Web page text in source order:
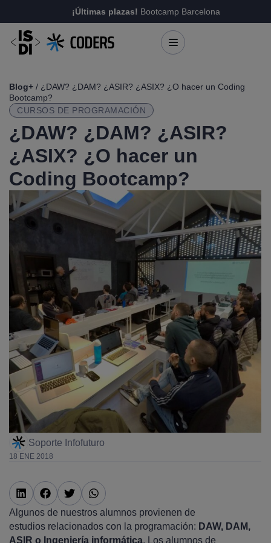
¡Últimas plazas! Bootcamp Barcelona
Blog+ / ¿DAW? ¿DAM? ¿ASIR? ¿ASIX? ¿O hacer un Coding
Bootcamp?
CURSOS DE PROGRAMACIÓN
¿DAW? ¿DAM? ¿ASIR?
¿ASIX? ¿O hacer un
Coding Bootcamp?
Soporte Infofuturo
18 ENE 2018
Algunos de nuestros alumnos provienen de
estudios relacionados con la programación: DAW, DAM,
ASIR o Ingeniería informática. Los alumnos de